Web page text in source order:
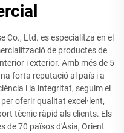
Co., Ltd. es especialitza en el
de productes de
i exterior. Amb més de 5
forta reputació al país i a
i la integritat, seguim el
oferir qualitat excel·lent,
tècnic ràpid als clients. Els
de 70 països d'Àsia, Orient